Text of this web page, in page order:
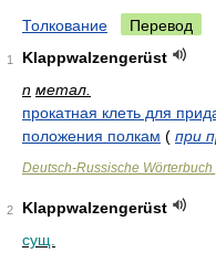
Толкование Перевод
1
Klappwalzengerüst
n метал.
прокатная клеть для
положения полкам ( при
Deutsch-Russische
2
Klappwalzengerüst
сущ.